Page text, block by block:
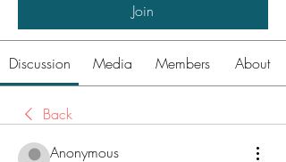
Join
Discussion Media Members About
Back
Anonymous